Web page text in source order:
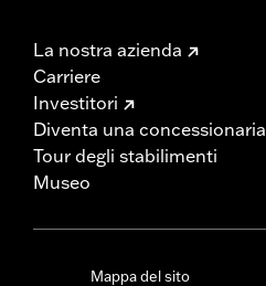
La nostra azienda
Carriere
Investitori
Diventa una concessionaria
Tour degli stabilimenti
Museo
Mappa del sito